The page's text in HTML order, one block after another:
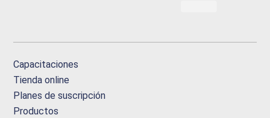
Capacitaciones
Tienda online
Planes de suscripción
Productos